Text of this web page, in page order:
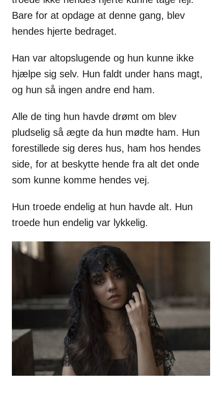
Bare for at opdage at denne gang, blev
hendes hjerte bedraget.
Han var altopslugende og hun kunne ikke
hjælpe sig selv. Hun faldt under hans magt,
og hun så ingen andre end ham.
Alle de ting hun havde drømt om blev
pludselig så ægte da hun mødte ham. Hun
forestillede sig deres hus, ham hos hendes
side, for at beskytte hende fra alt det onde
som kunne komme hendes vej.
Hun troede endelig at hun havde alt. Hun
troede hun endelig var lykkelig.